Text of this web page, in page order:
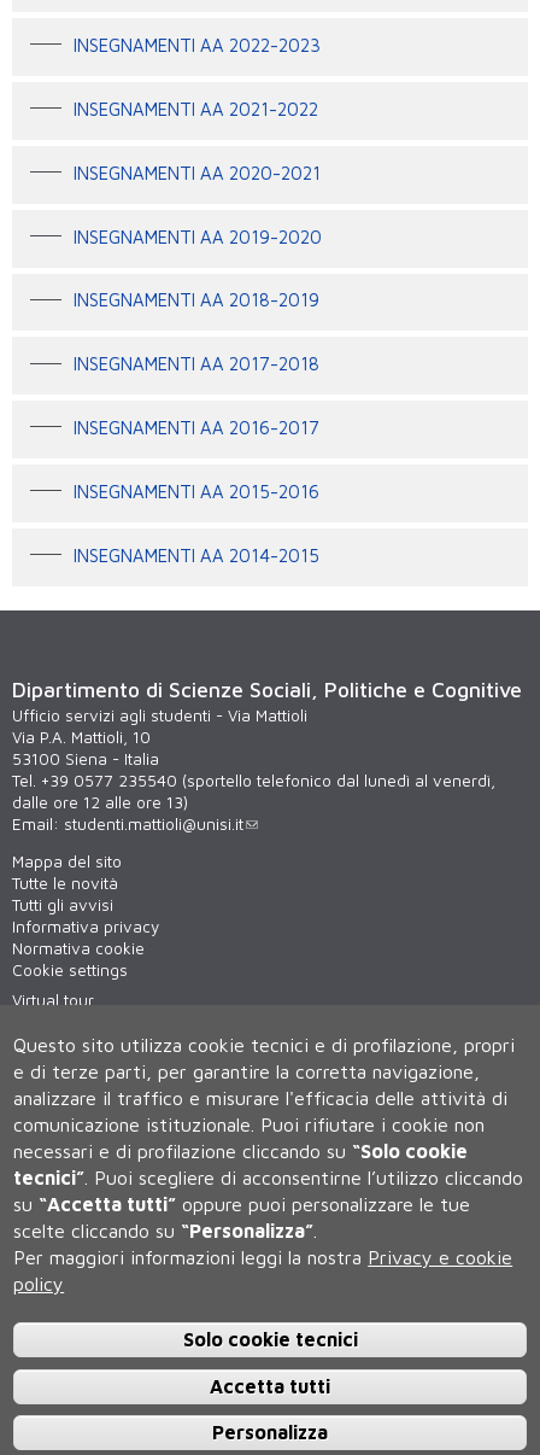
INSEGNAMENTI AA 2022-2023
INSEGNAMENTI AA 2021-2022
INSEGNAMENTI AA 2020-2021
INSEGNAMENTI AA 2019-2020
INSEGNAMENTI AA 2018-2019
INSEGNAMENTI AA 2017-2018
INSEGNAMENTI AA 2016-2017
INSEGNAMENTI AA 2015-2016
INSEGNAMENTI AA 2014-2015
Dipartimento di Scienze Sociali, Politiche e Cognitive
Ufficio servizi agli studenti - Via Mattioli
Via P.A. Mattioli, 10
53100 Siena - Italia
Tel. +39 0577 235540 (sportello telefonico dal lunedì al venerdì,
dalle ore 12 alle ore 13)
Email: studenti.mattioli@unisi.it
Mappa del sito
Tutte le novità
Tutti gli avvisi
Informativa privacy
Normativa cookie
Cookie settings
Virtual tour
Università degli Studi di Siena
Rettorato, via Banchi di Sotto 55, 53100 Siena ITALIA
P.IVA 00273530527 | C.F. 80002070524 | Caselle Pec:Posta
Elettronica Certificata
0577 235555 (dal lunedì al venerdì dalle 9.30 alle 10.30)
Questo sito utilizza cookie tecnici e di profilazione, propri
e di terze parti, per garantire la corretta navigazione,
analizzare il traffico e misurare l'efficacia delle attività di
comunicazione istituzionale. Puoi rifiutare i cookie non
necessari e di profilazione cliccando su “Solo cookie
tecnici” Puoi scegliere di acconsentirne l’utilizzo cliccando
su “Accetta tutti” oppure puoi personalizzare le tue
scelte cliccando su “Personalizza”
Per maggiori informazioni leggi la nostra Privacy e cookie
policy
Solo cookie tecnici
Accetta tutti
Personalizza